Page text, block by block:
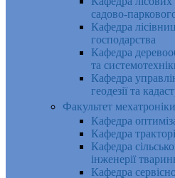
садово-
Кафедра
господарства
Кафедра
та
Кафедра
геодезії та
Факультет
Кафедра
Кафедра
Кафедра
інженерії
Кафедра